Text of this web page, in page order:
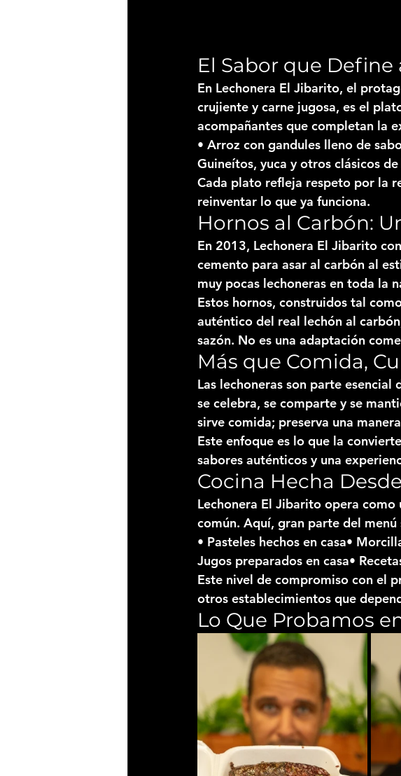
El Sabor que
En Lechonera El Jibarito, el
crujiente y carne jugosa, es el
acompañantes que completan la
• Arroz con gandules lleno de
Guineítos, yuca y otros clásicos
Cada plato refleja respeto por la
reinventar lo que ya funciona.
Hornos al Carbón:
En 2013, Lechonera El Jibarito
cemento para asar al carbón al
muy pocas lechoneras en toda la
Estos hornos, construidos tal
auténtico del real lechón al carbón
sazón. No es una adaptación
Más que Comida,
Las lechoneras son parte
se celebra, se comparte y se
sirve comida; preserva una
Este enfoque es lo que la
sabores auténticos y una
Cocina Hecha
Lechonera El Jibarito opera como
común. Aquí, gran parte del
• Pasteles hechos en casa•
Jugos preparados en casa•
Este nivel de compromiso con el
otros establecimientos que
Lo Que Probamos